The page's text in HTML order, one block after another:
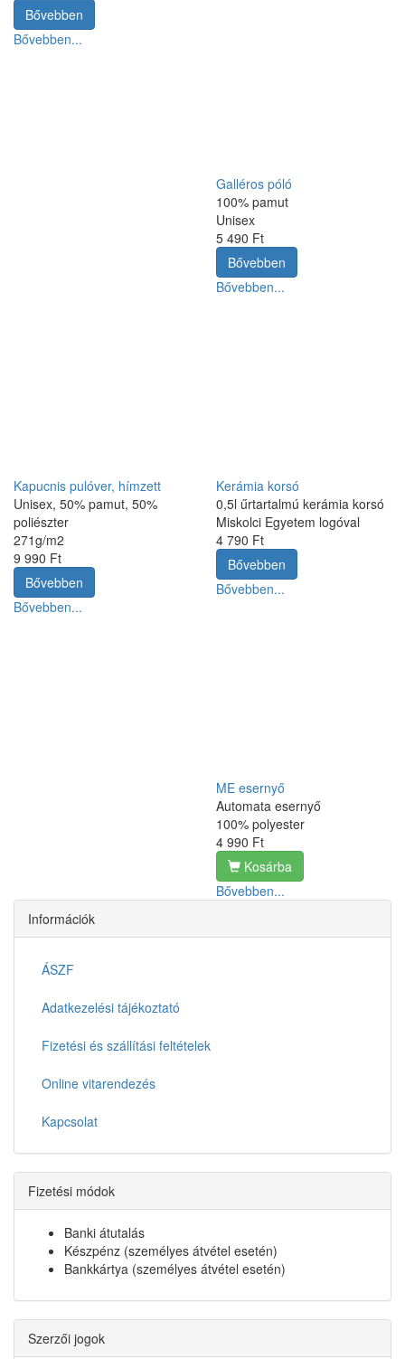
Bővebben
Bővebben...
Galléros póló
100% pamut
Unisex
5 490 Ft
Bővebben
Bővebben...
Kapucnis pulóver, hímzett
Unisex, 50% pamut, 50%
poliészter
271g/m2
9 990 Ft
Bővebben
Bővebben...
Kerámia korsó
0,5l űrtartalmú kerámia korsó
Miskolci Egyetem logóval
4 790 Ft
Bővebben
Bővebben...
ME esernyő
Automata esernyő
100% polyester
4 990 Ft
Kosárba
Bővebben...
Információk
ÁSZF
Adatkezelési tájékoztató
Fizetési és szállítási feltételek
Online vitarendezés
Kapcsolat
Fizetési módok
Banki átutalás
Készpénz (személyes átvétel esetén)
Bankkártya (személyes átvétel esetén)
Szerzői jogok